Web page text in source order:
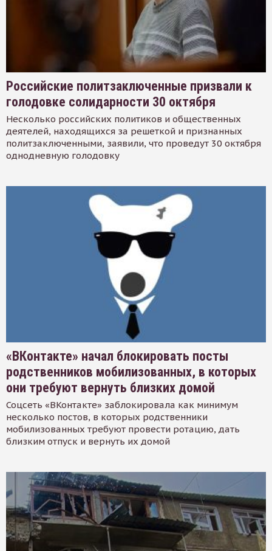
Российские политзаключенные призвали к
голодовке солидарности 30 октября
Несколько российских политиков и общественных
деятелей, находящихся за решеткой и признанных
политзаключенными, заявили, что проведут 30 октября
однодневную голодовку
«ВКонтакте» начал блокировать посты
родственников мобилизованных, в которых
они требуют вернуть близких домой
Соцсеть «ВКонтакте» заблокировала как минимум
несколько постов, в которых родственники
мобилизованных требуют провести ротацию, дать
близким отпуск и вернуть их домой